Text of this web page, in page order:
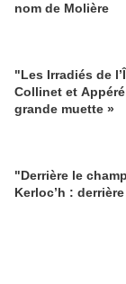
nom de Molière
"Les Irradiés de
Collinet et
grande muette »
"Derrière le
Kerloc’h :